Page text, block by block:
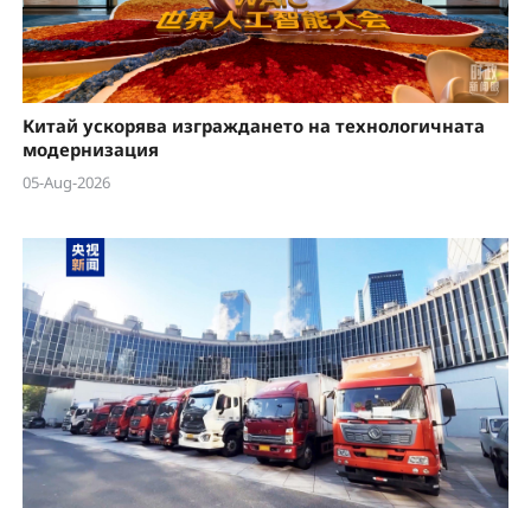
Китай ускорява изграждането на технологичната
модернизация
05-Aug-2026